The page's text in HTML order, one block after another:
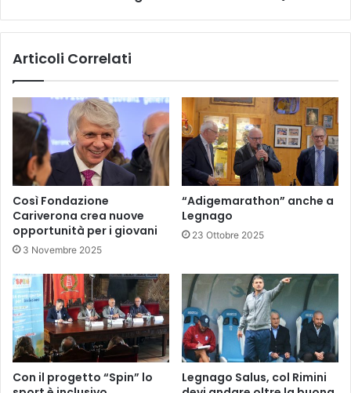
QR
Articoli Correlati
Così Fondazione
Cariverona crea nuove
opportunità per i giovani
3 Novembre 2025
“Adigemarathon” anche a
Legnago
23 Ottobre 2025
Con il progetto “Spin” lo
Legnago Salus, col Rimini